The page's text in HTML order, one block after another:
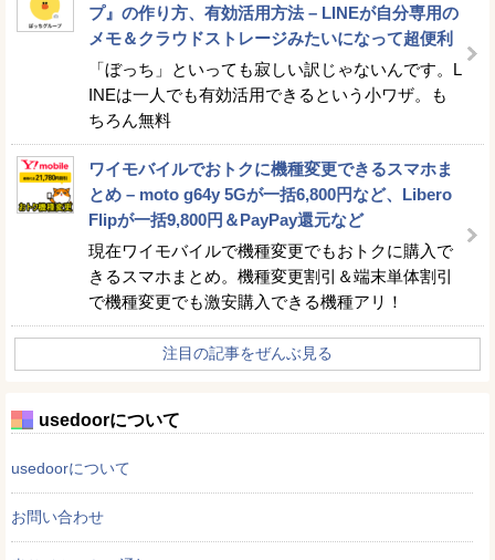
プ』の作り方、有効活用方法 – LINEが自分専用の
メモ＆クラウドストレージみたいになって超便利
「ぼっち」といっても寂しい訳じゃないんです。L
INEは一人でも有効活用できるという小ワザ。も
ちろん無料
ワイモバイルでおトクに機種変更できるスマホま
とめ – moto g64y 5Gが一括6,800円など、Libero
Flipが一括9,800円＆PayPay還元など
現在ワイモバイルで機種変更でもおトクに購入で
きるスマホまとめ。機種変更割引＆端末単体割引
で機種変更でも激安購入できる機種アリ！
注目の記事をぜんぶ見る
usedoorについて
usedoorについて
お問い合わせ